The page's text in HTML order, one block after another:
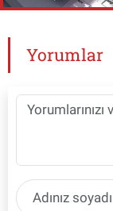
Yorumlar